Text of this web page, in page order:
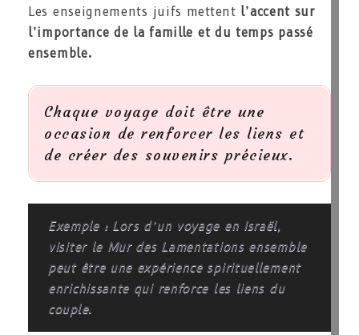
Les enseignements juifs mettent l’accent sur
l’importance de la famille et du temps passé
ensemble.
Chaque voyage doit être une
occasion de renforcer les liens et
de créer des souvenirs précieux.
Exemple : Lors d’un voyage en Israël,
visiter le Mur des Lamentations ensemble
peut être une expérience spirituellement
enrichissante qui renforce les liens du
couple.